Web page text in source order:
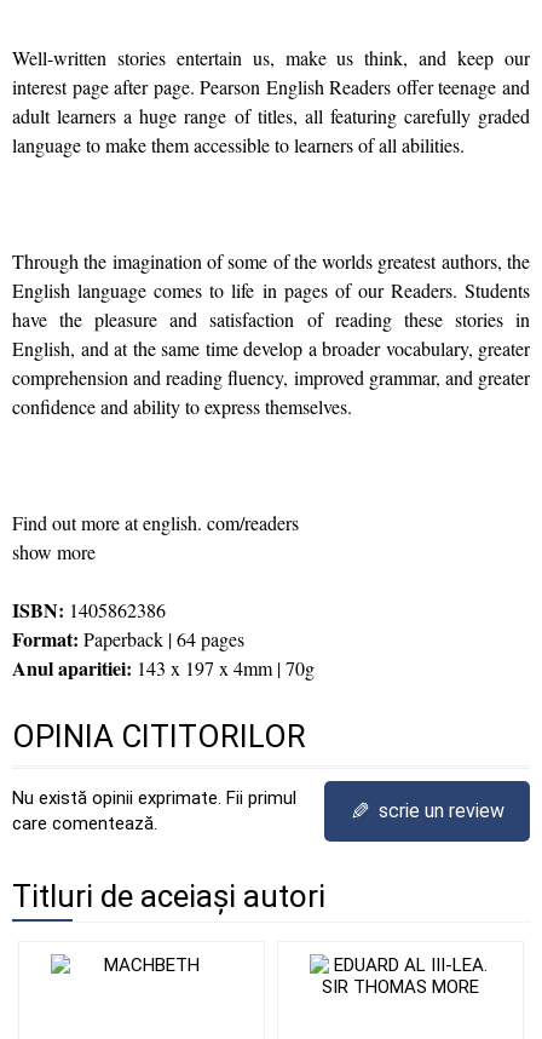
Well-written stories entertain us, make us think, and keep our
interest page after page. Pearson English Readers offer teenage and
adult learners a huge range of titles, all featuring carefully graded
language to make them accessible to learners of all abilities.
Through the imagination of some of the worlds greatest authors, the
English language comes to life in pages of our Readers. Students
have the pleasure and satisfaction of reading these stories in
English, and at the same time develop a broader vocabulary, greater
comprehension and reading fluency, improved grammar, and greater
confidence and ability to express themselves.
Find out more at english. com/readers
show more
ISBN: 1405862386
Format: Paperback | 64 pages
Anul aparitiei: 143 x 197 x 4mm | 70g
OPINIA CITITORILOR
Nu există opinii exprimate. Fii primul
care comentează.
✎ scrie un review
Titluri de aceiași autori